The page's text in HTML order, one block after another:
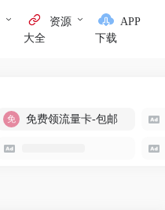
资源
大全
APP
下载
免费领流量卡-包邮